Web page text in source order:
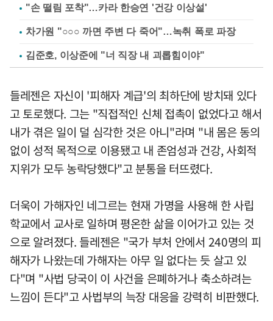
"손 떨림 포착"…카라 한승연 '건강 이상설'
차가원 "○○○ 까면 주변 다 죽어"…녹취 폭로 파장
김준호, 이상준에 "너 직장 내 괴롭힘이야"
들레젠은 자신이 '피해자 계급'의 최하단에 방치돼 있다
고 토로했다. 그는 "직접적인 신체 접촉이 없었다고 해서
내가 겪은 일이 덜 심각한 것은 아니"라며 "내 몸은 동의
없이 성적 목적으로 이용됐고 내 존엄성과 건강, 사회적
지위가 모두 농락당했다"고 분통을 터뜨렸다.
더욱이 가해자인 네그르는 현재 가명을 사용해 한 사립
학교에서 교사로 일하며 평온한 삶을 이어가고 있는 것
으로 알려졌다. 들레젠은 "국가 부처 안에서 240명의 피
해자가 나왔는데 가해자는 아무 일 없다는 듯 살고 있
다"며 "사법 당국이 이 사건을 은폐하거나 축소하려는
느낌이 든다"고 사법부의 늑장 대응을 강력히 비판했다.